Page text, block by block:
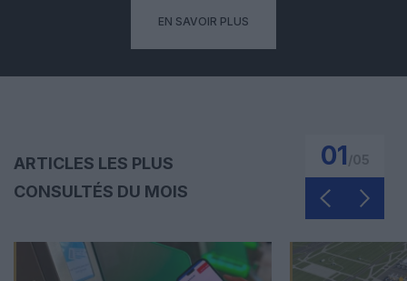
EN SAVOIR PLUS
ARTICLES LES PLUS
CONSULTÉS DU MOIS
01